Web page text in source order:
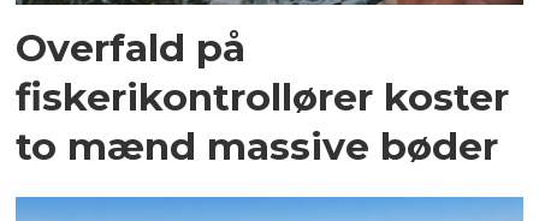
Overfald på
fiskerikontrollører koster
to mænd massive bøder